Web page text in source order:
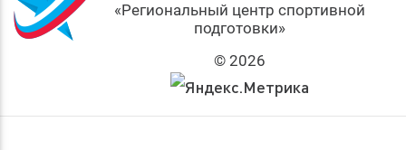
«Региональный центр спортивной
подготовки»
© 2026